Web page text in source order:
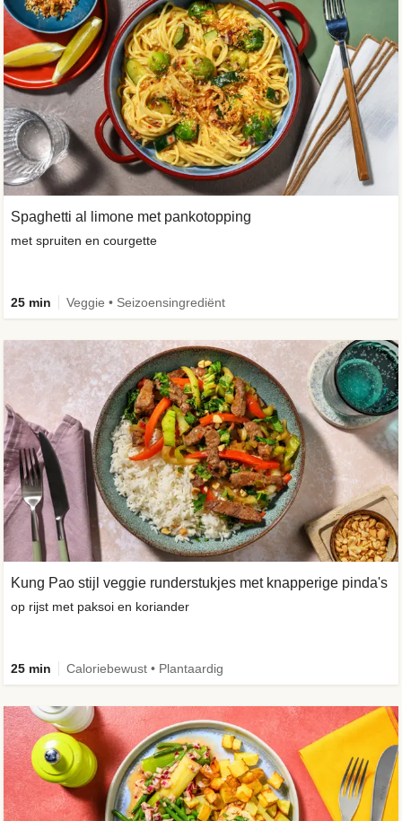
Spaghetti al limone met pankotopping
met spruiten en courgette
25 min Veggie • Seizoensingrediënt
Kung Pao stijl veggie runderstukjes met knapperige pinda's
op rijst met paksoi en koriander
25 min Caloriebewust • Plantaardig